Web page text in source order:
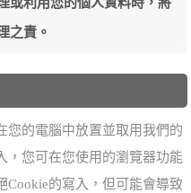
或利用您的個人資料時，將
之責。
您的電腦中放置並取用我們的
，您可在您使用的瀏覽器功能
Cookie的寫入，但可能會導致